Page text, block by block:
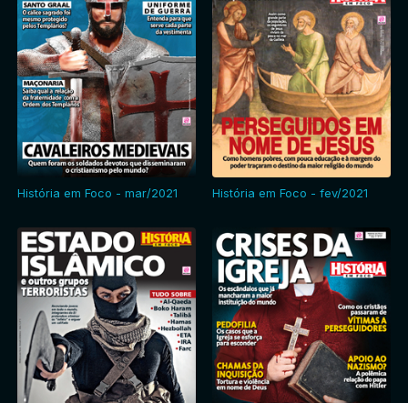
História em Foco - mar/2021 História em Foco - fev/2021